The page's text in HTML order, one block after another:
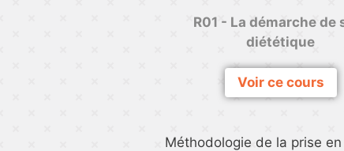
R01 - La démarche de
diététique
Voir ce cours
Méthodologie de la prise